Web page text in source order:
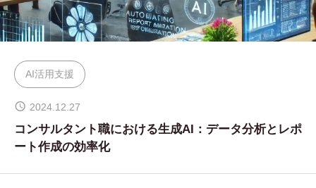
COMPANY
WORKS
制作実績
CONTACT
AI活用支援
2024.12.27
コンサルタント職における生成AI：データ分析とレポ
ート作成の効率化